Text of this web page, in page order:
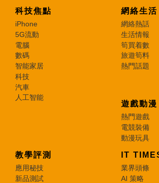
科技焦點
iPhone
5G流動
電腦
數碼
智能家居
科技
汽車
人工智能
網絡生活
網絡熱話
生活情報
筍買着數
旅遊筍料
熱門話題
遊戲動漫
熱門遊戲
電競裝備
動漫玩具
教學評測
應用秘技
新品測試
IT
業界頭條
AI 策略